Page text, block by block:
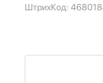
ШтрихКод: